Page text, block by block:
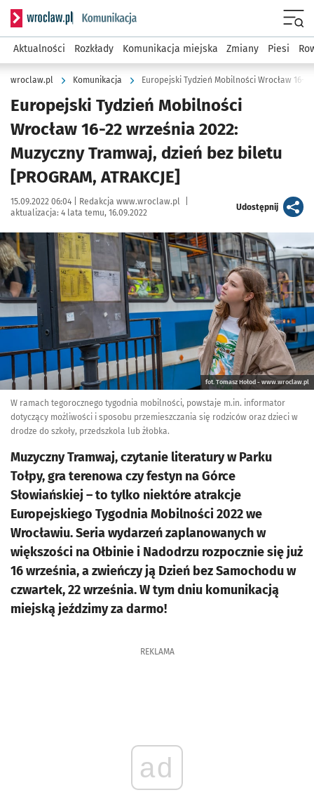
Serwis informacyjny wroclaw.pl podserwis: Komunikacja
Aktualności Rozkłady Komunikacja miejska Zmiany Piesi
wroclaw.pl Komunikacja
Europejski Tydzień Mobilności
Wrocław 16-22 września 2022:
Muzyczny Tramwaj, dzień bez biletu
[PROGRAM, ATRAKCJE]
Data publikacji:
15.09.2022 06:04 | Autor:
Redakcja www.wroclaw.pl
aktualizacja: 4 lata temu, 16.09.2022
Udostępnijartykuł
Kliknij, aby powiększyć
fot. Tomasz Hołod - www.wroclaw.pl
W ramach tegorocznego tygodnia mobilności, powstaje m.in. informator
dotyczący możliwości i sposobu przemieszczania się rodziców oraz dzieci w
drodze do szkoły, przedszkola lub żłobka.
Muzyczny Tramwaj, czytanie literatury w Parku
Tołpy, gra terenowa czy festyn na Górce
Słowiańskiej – to tylko niektóre atrakcje
Europejskiego Tygodnia Mobilności 2022 we
Wrocławiu. Seria wydarzeń zaplanowanych w
większości na Ołbinie i Nadodrzu rozpocznie się już
16 września, a zwieńczy ją Dzień bez Samochodu w
czwartek, 22 września. W tym dniu komunikacją
miejską jeździmy za darmo!
REKLAMA
ad